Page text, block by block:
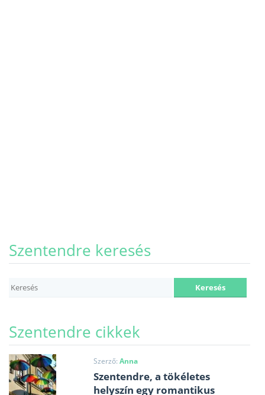
Szentendre keresés
Szentendre cikkek
Szerző: Anna
Szentendre, a tökéletes
helyszín egy romantikus